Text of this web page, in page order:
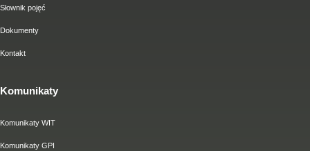
Słownik pojęć
Dokumenty
Kontakt
Komunikaty
Komunikaty WIT
Komunikaty GPI